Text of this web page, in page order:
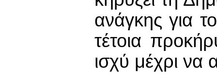
ανάγκης για
τέτοια
ισχύ μέχρι να